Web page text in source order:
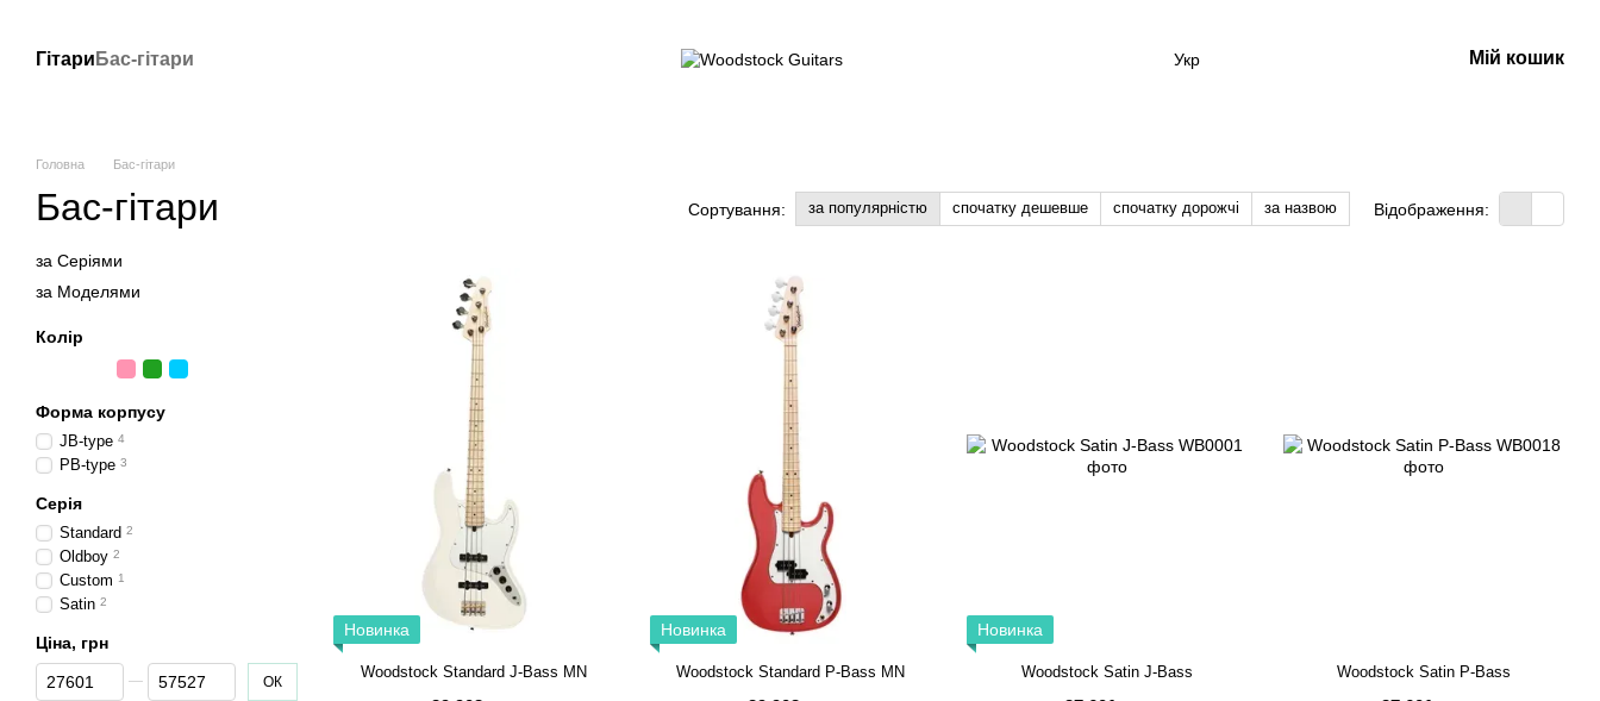
Гітари Бас-гітари Укр Мій кошик
Головна Бас-гітари
Бас-гітари Сортування: за популярністю спочатку дешевше спочатку дорожчі за назвою Відображення:
Новинка
Woodstock Standard J-Bass MN
Новинка
Woodstock Standard P-Bass MN
Новинка
Woodstock Satin J-Bass Woodstock Satin P-Bass
за Серіями
за Моделями
Колір
Форма корпусу
JB-type 4
PB-type 3
Серія
Standard 2
Oldboy 2
Custom 1
Satin 2
Ціна, грн
Від Ціна, грн
До Ціна, грн ОК